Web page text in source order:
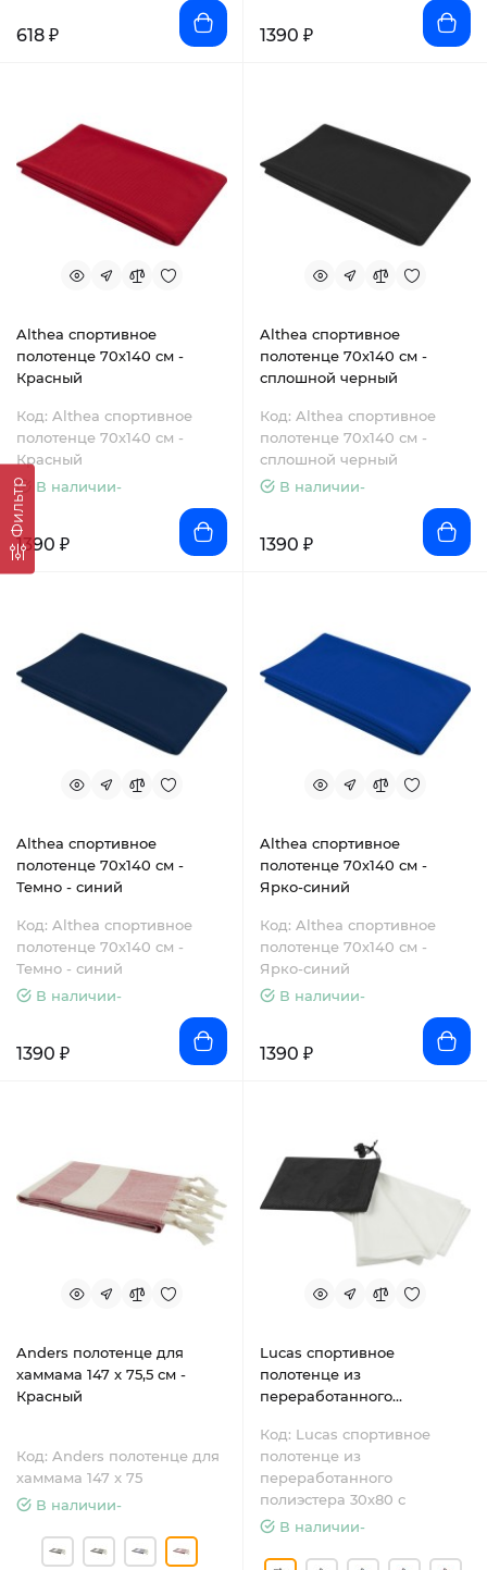
Фильтр
618 ₽ 1390 ₽
Althea спортивное
полотенце 70х140 см -
Красный
Код: Althea спортивное
полотенце 70х140 см -
Красный
В наличии-
1390 ₽
Althea спортивное
полотенце 70х140 см -
сплошной черный
Код: Althea спортивное
полотенце 70х140 см -
сплошной черный
В наличии-
1390 ₽
Althea спортивное
полотенце 70х140 см -
Темно - синий
Код: Althea спортивное
полотенце 70х140 см -
Темно - синий
В наличии-
1390 ₽
Althea спортивное
полотенце 70х140 см -
Ярко-синий
Код: Althea спортивное
полотенце 70х140 см -
Ярко-синий
В наличии-
1390 ₽
Anders полотенце для
хаммама 147 x 75,5 см -
Красный
Код: Anders полотенце для
хаммама 147 x 75
В наличии-
Lucas спортивное
полотенце из
переработанного
Белый
Код: Lucas спортивное
полотенце из
переработанного
полиэстера 30х80 с
В наличии-